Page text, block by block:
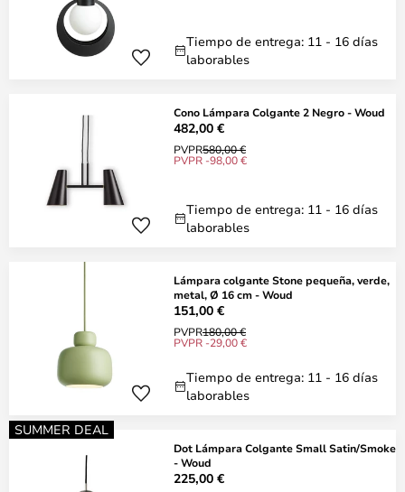
Tiempo de entrega: 11 - 16 días
laborables
Cono Lámpara Colgante 2 Negro - Woud
482,00 €
PVPR580,00 €
PVPR -98,00 €
Tiempo de entrega: 11 - 16 días
laborables
Lámpara colgante Stone pequeña, verde,
metal, Ø 16 cm - Woud
151,00 €
PVPR180,00 €
PVPR -29,00 €
Tiempo de entrega: 11 - 16 días
laborables
SUMMER DEAL
Dot Lámpara Colgante Small Satin/Smoke
- Woud
225,00 €